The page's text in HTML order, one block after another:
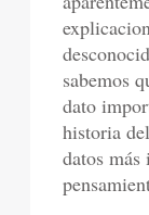
sabemos
dato
historia
datos